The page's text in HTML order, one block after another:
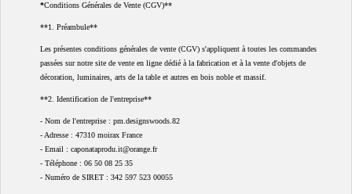
*Conditions Générales de Vente (CGV)**
**1. Préambule**
Les présentes conditions générales de vente (CGV) s'appliquent à toutes les commandes
passées sur notre site de vente en ligne dédié à la fabrication et à la vente d'objets de
décoration, luminaires, arts de la table et autres en bois noble et massif.
**2. Identification de l'entreprise**
- Nom de l'entreprise : pm.designswoods.82
- Adresse : 47310 moirax France
- Email : caponataprodu.it@orange.fr
- Téléphone : 06 50 08 25 35
- Numéro de SIRET : 342 597 523 00055